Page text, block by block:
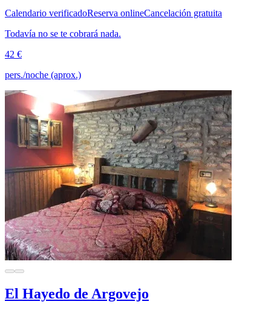
Calendario verificadoReserva onlineCancelación gratuita
Todavía no se te cobrará nada.
42 €
pers./noche (aprox.)
El Hayedo de Argovejo